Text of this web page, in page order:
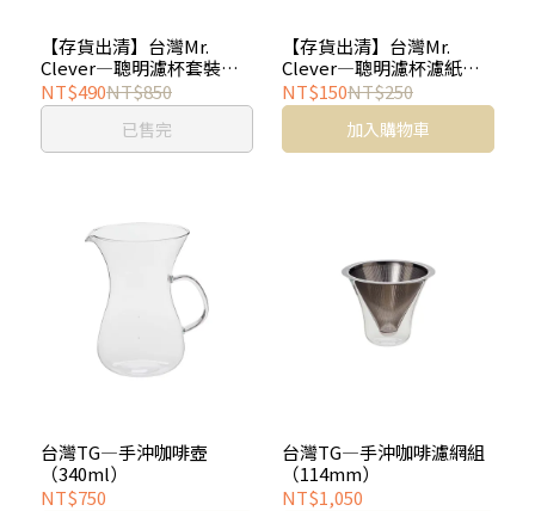
【存貨出清】台灣Mr.
Clever—聰明濾杯套裝組
（透明鐵灰，500ml）
NT$490NT$850
已售完
【存貨出清】台灣Mr.
Clever—聰明濾杯濾紙
（500ml專用）
NT$150NT$250
加入購物車
台灣TG—手沖咖啡壺
（340ml）
NT$750
台灣TG—手沖咖啡濾網組
（114mm）
NT$1,050